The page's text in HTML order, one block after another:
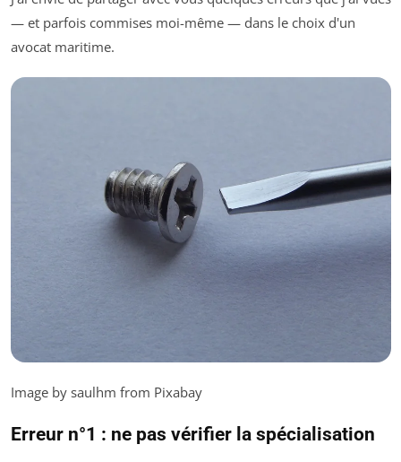
— et parfois commises moi-même — dans le choix d'un
avocat maritime.
Image by saulhm from Pixabay
Erreur n°1 : ne pas vérifier la spécialisation